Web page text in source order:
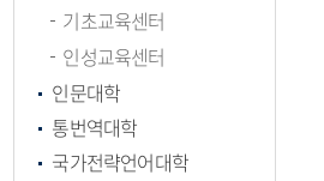
기초교육센터
인성교육센터
인문대학
통번역대학
국가전략언어대학